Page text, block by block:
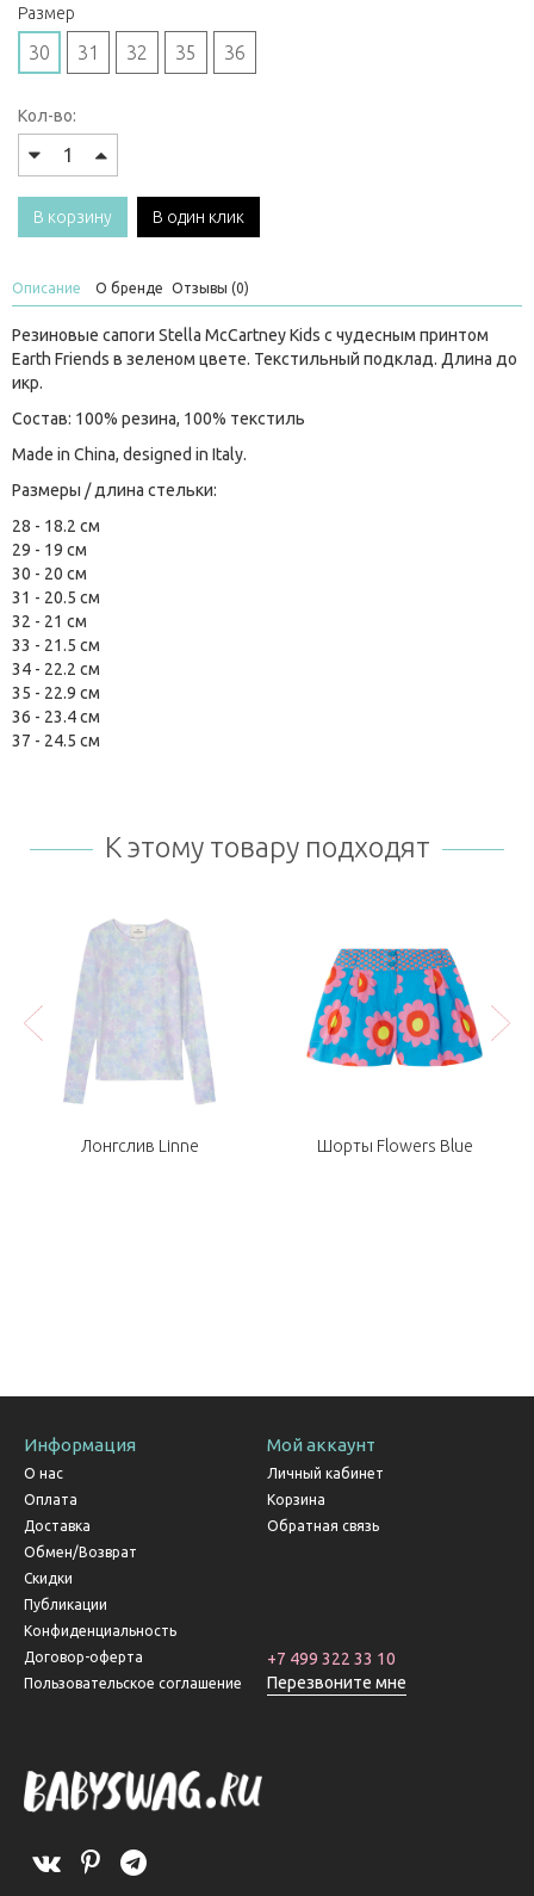
Размер
30 31 32 35 36
Кол-во:
В корзину В один клик
Описание О бренде Отзывы (0)
Резиновые сапоги Stella McCartney Kids с чудесным принтом
Earth Friends в зеленом цвете. Текстильный подклад. Длина до
икр.
Состав: 100% резина, 100% текстиль
Made in China, designed in Italy.
Размеры / длина стельки:
28 - 18.2 см
29 - 19 см
30 - 20 см
31 - 20.5 см
32 - 21 см
33 - 21.5 см
34 - 22.2 см
35 - 22.9 см
36 - 23.4 см
37 - 24.5 см
К этому товару подходят
Лонгслив Linne Шорты Flowers Blue
Информация
О нас
Оплата
Доставка
Обмен/Возврат
Скидки
Публикации
Конфиденциальность
Договор-оферта
Пользовательское соглашение
Мой аккаунт
Личный кабинет
Корзина
Обратная связь
+7 499 322 33 10
Перезвоните мне